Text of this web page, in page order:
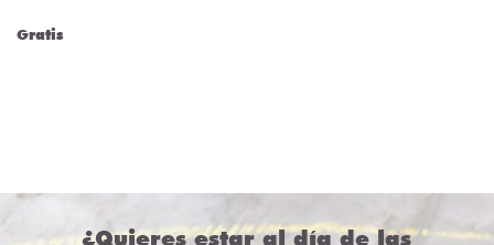
Gratis
¿Quieres estar al día de las